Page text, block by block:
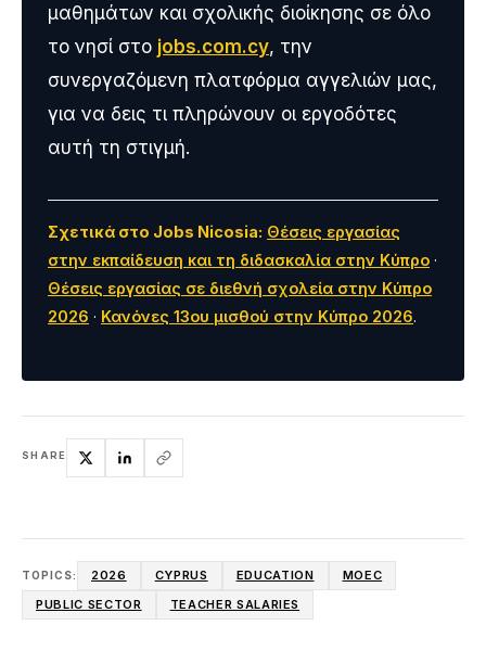
μαθημάτων και σχολικής διοίκησης σε όλο
το νησί στο jobs.com.cy, την
συνεργαζόμενη πλατφόρμα αγγελιών μας,
για να δεις τι πληρώνουν οι εργοδότες
αυτή τη στιγμή.
Σχετικά στο Jobs Nicosia: Θέσεις εργασίας
στην εκπαίδευση και τη διδασκαλία στην Κύπρο ·
Θέσεις εργασίας σε διεθνή σχολεία στην Κύπρο
2026 · Κανόνες 13ου μισθού στην Κύπρο 2026.
SHARE
TOPICS: 2026 CYPRUS EDUCATION
MOEC
PUBLIC SECTOR
TEACHER SALARIES